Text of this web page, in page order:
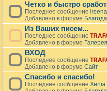
Четко и быстро
Последнее сообщение
Добавлено в форуме
Из Ваших писем...
Последнее сообщение
Добавлено в форуме Галерея
ВХОД
Последнее сообщение
Добавлено в форуме Сайт
Спасибо и спасибо!
Последнее сообщение Xenia